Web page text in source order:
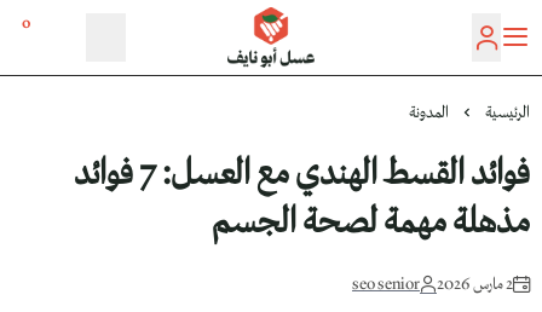
عسل أبو نايف
0
الرئيسية المدونة
فوائد القسط الهندي مع العسل: 7 فوائد
مذهلة مهمة لصحة الجسم
2 مارس 2026 seo senior